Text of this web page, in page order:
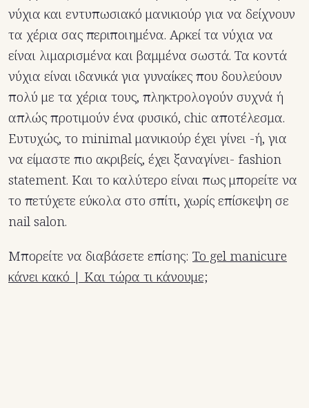
νύχια και εντυπωσιακό μανικιούρ για να δείχνουν
τα χέρια σας περιποιημένα. Αρκεί τα νύχια να
είναι λιμαρισμένα και βαμμένα σωστά. Τα κοντά
νύχια είναι ιδανικά για γυναίκες που δουλεύουν
πολύ με τα χέρια τους, πληκτρολογούν συχνά ή
απλώς προτιμούν ένα φυσικό, chic αποτέλεσμα.
Ευτυχώς, το minimal μανικιούρ έχει γίνει -ή, για
να είμαστε πιο ακριβείς, έχει ξαναγίνει- fashion
statement. Και το καλύτερο είναι πως μπορείτε να
το πετύχετε εύκολα στο σπίτι, χωρίς επίσκεψη σε
nail salon.
Μπορείτε να διαβάσετε επίσης: Το gel manicure
κάνει κακό | Και τώρα τι κάνουμε;